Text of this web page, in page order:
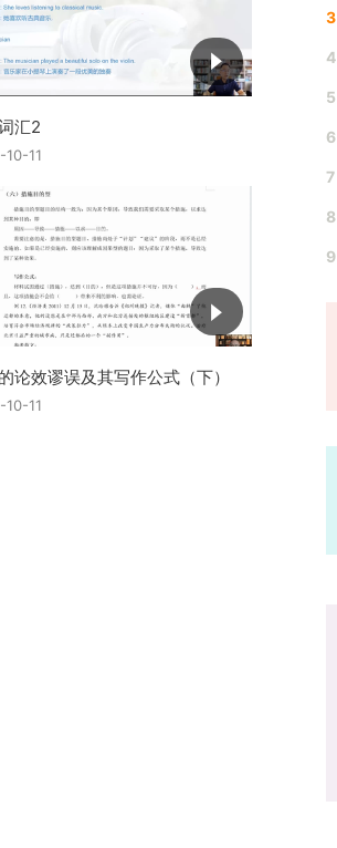
汇2
11
论效谬误及其写作公式（下）
11
3
4
5
6
7
8
9